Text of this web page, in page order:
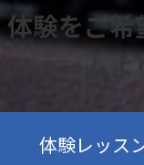
体験をご希
フォーム
体験レッス